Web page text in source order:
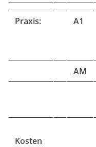
Praxis: A1
AM
Kosten